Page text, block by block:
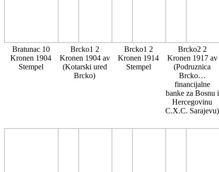
Bratunac 10
Kronen 1904
Stempel
Brcko1 2
Kronen 1904 av
(Kotarski ured
Brcko)
Brcko1 2
Kronen 1914
Stempel
Brcko2 2
Kronen 1917 av
(Podruznica
Brcko…
financijalne
banke za Bosnu i
Hercegovinu
C.X.C. Sarajevu)